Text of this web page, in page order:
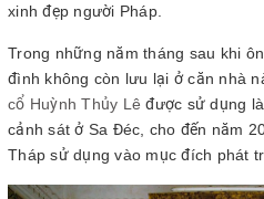
xinh đẹp người Pháp.
Trong những năm tháng sau khi
đình không còn lưu lại ở căn nhà
cổ Huỳnh Thủy Lê được sử dụng
cảnh sát ở Sa Đéc, cho đến năm
Tháp sử dụng vào mục đích phát